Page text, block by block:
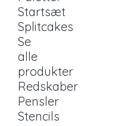
Startsæt
Splitcakes
Se
alle
produkter
Redskaber
Pensler
Stencils